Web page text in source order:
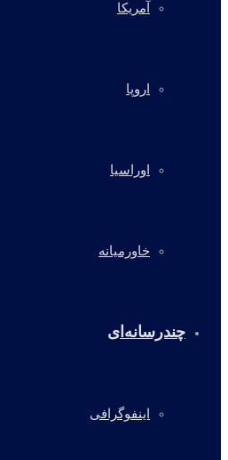
آمریکا
اروپا
اوراسیا
خاورمیانه
چندرسانه‌ای
اینفوگرافی